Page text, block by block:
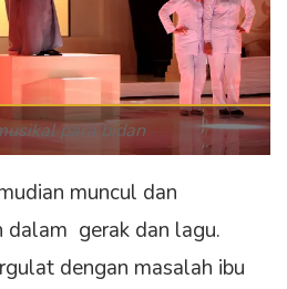
para bidan
muncul dan
dalam gerak dan lagu.
dengan masalah ibu